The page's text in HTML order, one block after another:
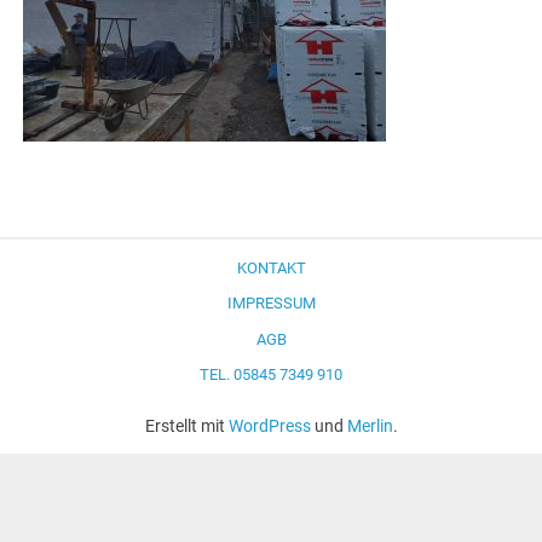
KONTAKT
IMPRESSUM
AGB
TEL. 05845 7349 910
Erstellt mit WordPressund Merlin.